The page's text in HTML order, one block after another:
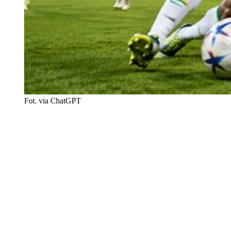
Fot. via ChatGPT